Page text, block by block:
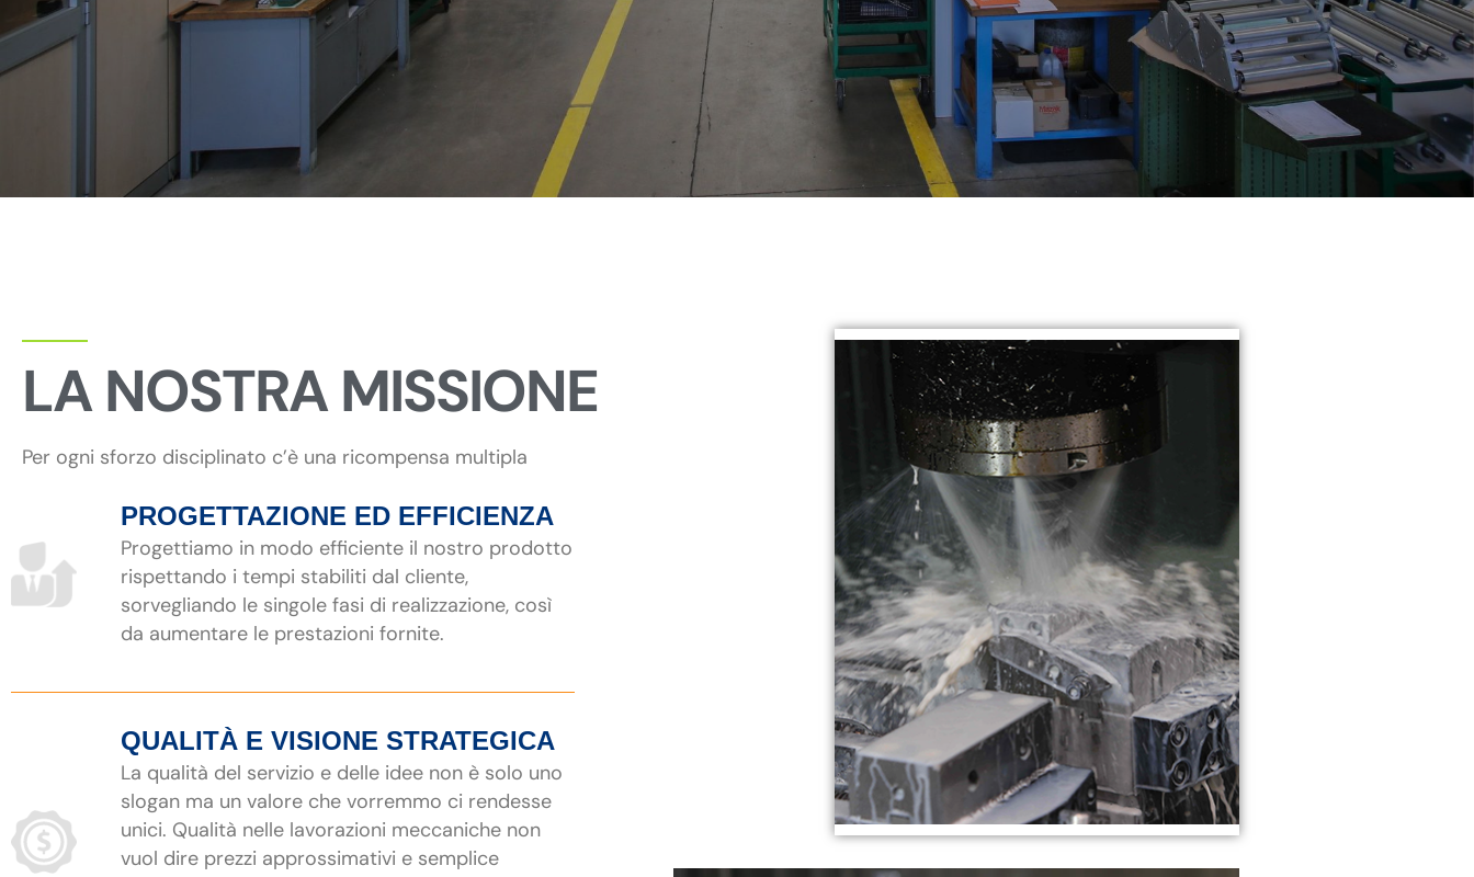
LA NOSTRA MISSIONE
Per ogni sforzo disciplinato c’è una ricompensa multipla
PROGETTAZIONE ED EFFICIENZA
Progettiamo in modo efficiente il nostro prodotto
rispettando i tempi stabiliti dal cliente,
sorvegliando le singole fasi di realizzazione, così
da aumentare le prestazioni fornite.
QUALITÀ E VISIONE STRATEGICA
La qualità del servizio e delle idee non è solo uno
slogan ma un valore che vorremmo ci rendesse
unici. Qualità nelle lavorazioni meccaniche non
vuol dire prezzi approssimativi e semplice